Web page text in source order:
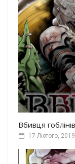
Вбивця
17 Лютого, 2019